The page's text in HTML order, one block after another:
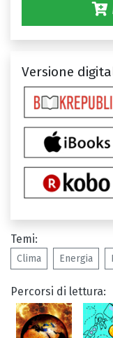
Versione
Temi:
Clima Energia
Percorsi di lettura: